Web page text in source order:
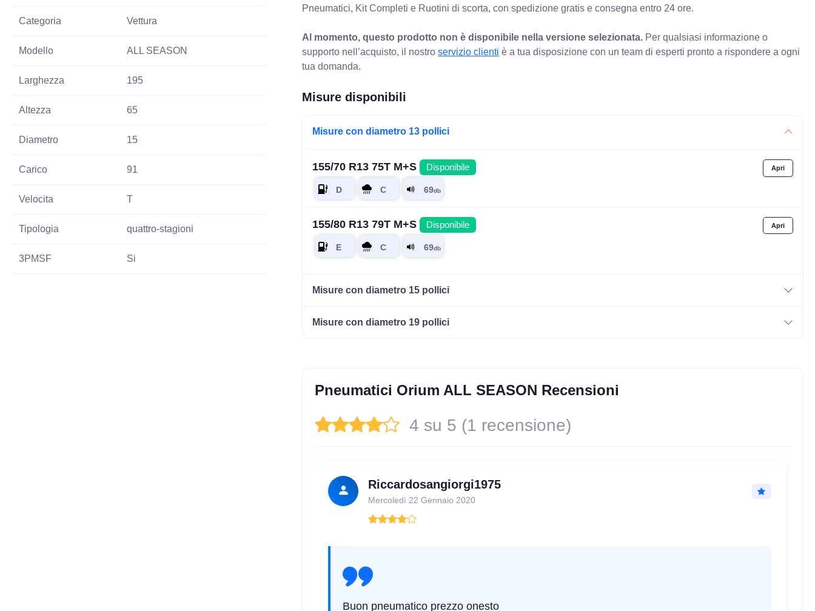
Categoria Vettura
Modello ALL SEASON
Larghezza 195
Altezza 65
Diametro 15
Carico 91
Velocita T
Tipologia quattro-stagioni
3PMSF Si
Pneumatici, Kit Completi e Ruotini di scorta, con spedizione gratis e consegna entro 24 ore.
Al momento, questo prodotto non è disponibile nella versione selezionata. Per qualsiasi informazione o
supporto nell’acquisto, il nostroservizio clienti è a tua disposizione con un team di esperti pronto a rispondere a ogni
tua domanda.
Misure disponibili
Misure con diametro 13 pollici
155/70 R13 75T M+S Disponibile
155/80 R13 79T M+S Disponibile
Misure con diametro 15 pollici
Misure con diametro 19 pollici
Pneumatici Orium ALL SEASON Recensioni
4 su 5 (1 recensione)
Riccardosangiorgi1975
Mercoledì 22 Gennaio 2020
Buon pneumatico prezzo onesto